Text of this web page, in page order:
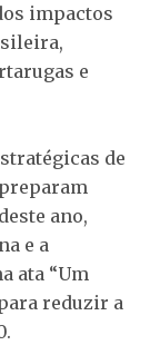
impactos
e
de
ano,
e a
ata “Um
reduzir a